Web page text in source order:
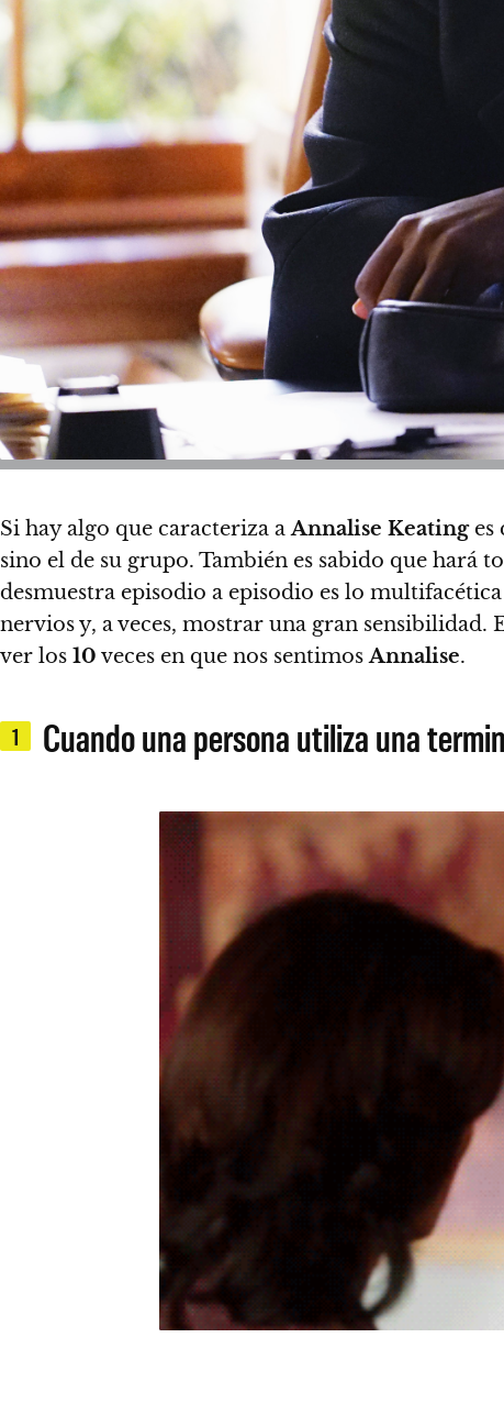
Si hay algo que caracteriza aAnnalise Keatinges
sino el de su grupo. También es sabido que hará
desmuestra episodio a episodio es lo
nervios y, a veces, mostrar una gran sensibilidad.
ver los 10 veces en que nos sentimosAnnalise.
1 Cuando una persona utiliza una